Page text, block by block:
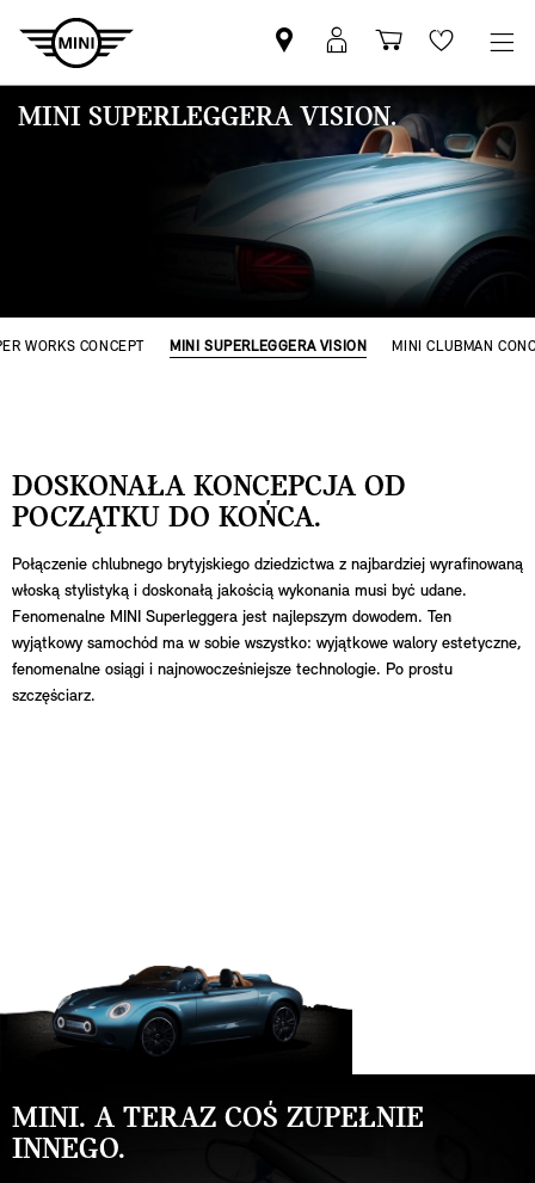
Znajdź
Partnera
MINI
Logowanie
MyMini
KoszykWishlist
MINI SUPERLEGGERA VISION.
WORKS CONCEPT MINI SUPERLEGGERA VISION MINI CLUBMAN
DOSKONAŁA KONCEPCJA OD
POCZĄTKU DO KOŃCA.
Połączenie chlubnego brytyjskiego dziedzictwa z najbardziej wyrafinowaną
włoską stylistyką i doskonałą jakością wykonania musi być udane.
Fenomenalne MINI Superleggera jest najlepszym dowodem. Ten
wyjątkowy samochód ma w sobie wszystko: wyjątkowe walory estetyczne,
fenomenalne osiągi i najnowocześniejsze technologie. Po prostu
szczęściarz.
MINI. A TERAZ COŚ ZUPEŁNIE
INNEGO.